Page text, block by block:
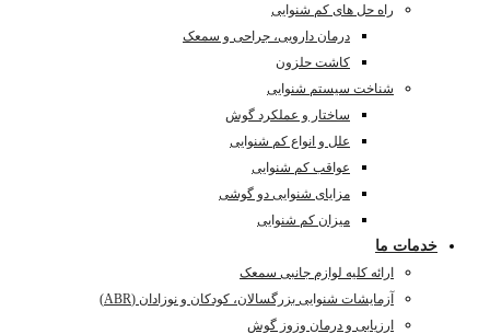
راه حل های کم شنوایی
درمان دارویی، جراحی و سمعک
کاشت حلزون
شناخت سیستم شنوایی
ساختار و عملکرد گوش
علل و انواع کم شنوایی
عواقب کم شنوایی
مزایای شنوایی دو گوشی
میزان کم شنوایی
خدمات ما
ارائه کلیه لوازم جانبی سمعک
آزمایشات شنوایی بزرگسالان، کودکان و نوزادان (ABR)
ارزیابی و درمان وزوز گوش